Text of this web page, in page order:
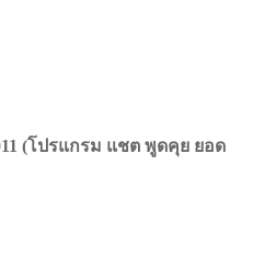
(โปรแกรม แชต พูดคุย ยอด